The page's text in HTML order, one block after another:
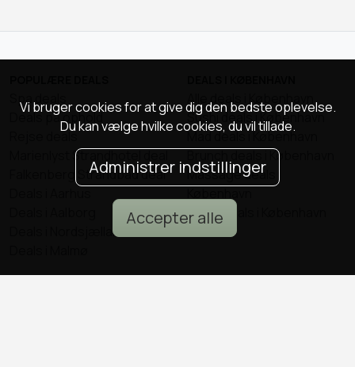
Vi bruger cookies for at give dig den bedste oplevelse.
Du kan vælge hvilke cookies, du vil tillade.
Administrer indstillinger
Accepter alle
Spa deals
Deals på ophold
Rejse deals
Marienlyst Strandhotel deal
Falkenberg Strandbad deal
Deals i Nordsjælland
Alle deals i København
Sushi deals i København
Mad deals i København
Brunch deals i København
Massage deals i
Frisør deals i København